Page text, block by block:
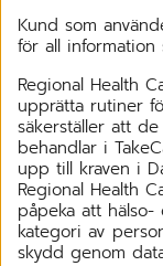
Kund som
för all information
Regional Health
upprätta rutiner
säkerställer att
behandlar i
upp till kraven i
Regional Health
påpeka att hälso-
kategori av
skydd genom